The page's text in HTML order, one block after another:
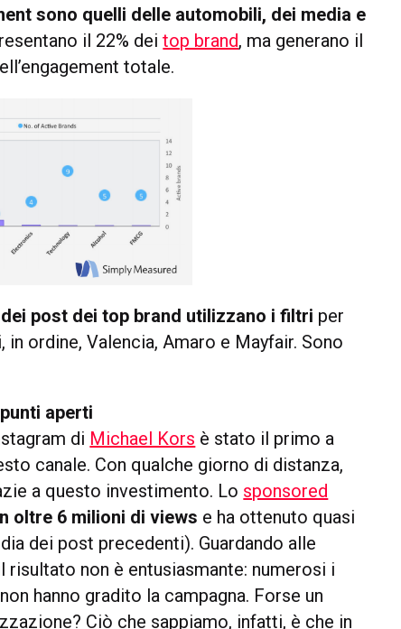
sono quelli delle automobili, dei media e
il 22% deitop brand, ma generano il
totale.
post dei top brand utilizzano i filtri per
ordine, Valencia, Amaro e Mayfair. Sono
aperti
di Michael Kors è stato il primo a
canale. Con qualche giorno di distanza,
a questo investimento. Lo sponsored
oltre 6 milioni di views e ha ottenuto quasi
dei post precedenti). Guardando alle
non è entusiasmante: numerosi i
hanno gradito la campagna. Forse un
Ciò che sappiamo, infatti, è che in